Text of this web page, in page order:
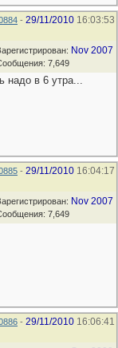
- 29/11/2010 16:03:53
Nov 2007
7,649
надо в 6 утра...
- 29/11/2010 16:04:17
Nov 2007
7,649
- 29/11/2010 16:06:41